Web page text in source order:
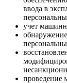
ввода в
учет
проведение